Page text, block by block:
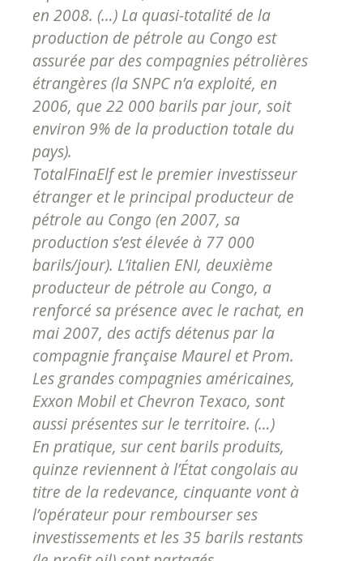
en 2008. (…) La quasi-totalité de la
production de pétrole au Congo est
assurée par des compagnies pétrolières
étrangères (la SNPC n’a exploité, en
2006, que 22 000 barils par jour, soit
environ 9% de la production totale du
pays).
TotalFinaElf est le premier investisseur
étranger et le principal producteur de
pétrole au Congo (en 2007, sa
production s’est élevée à 77 000
barils/jour). L’italien ENI, deuxième
producteur de pétrole au Congo, a
renforcé sa présence avec le rachat, en
mai 2007, des actifs détenus par la
compagnie française Maurel et Prom.
Les grandes compagnies américaines,
Exxon Mobil et Chevron Texaco, sont
aussi présentes sur le territoire. (…)
En pratique, sur cent barils produits,
quinze reviennent à l’État congolais au
titre de la redevance, cinquante vont à
l’opérateur pour rembourser ses
investissements et les 35 barils restants